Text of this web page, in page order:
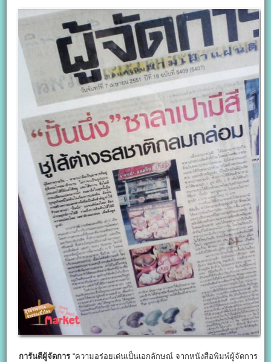
การันตีผู้จัดการ“ความอร่อยเด่นเป็นเอกลักษณ์ จากหนังสือพิมพ์ผู้จัดการ